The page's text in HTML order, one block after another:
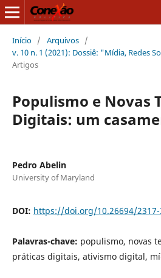
Início / Arquivos /
v. 10 n. 1 (2021): Dossiê: "Mídia, Redes
Artigos
Populismo e Novas
Digitais: um
Pedro Abelin
University of Maryland
DOI: https://doi.org/10.26694/2317-
Palavras-chave: populismo, novas
práticas digitais, ativismo digital,